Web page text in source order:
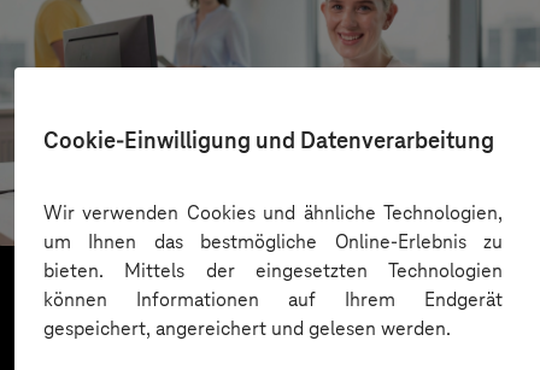
Cookie-Einwilligung und Datenverarbeitung
Wir verwenden Cookies und ähnliche Technologien,
um Ihnen das bestmögliche Online-Erlebnis zu
bieten. Mittels der eingesetzten Technologien
können Informationen auf Ihrem Endgerät
gespeichert, angereichert und gelesen werden.
Kreis Bergstraße
KI für moderne Verwaltung
Mehr laden